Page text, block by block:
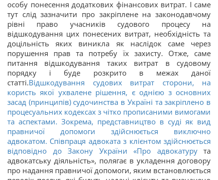
особу понесення додаткових фінансових витрат. І саме
тут слід зазначити про закріплене на законодавчому
рівні право учасників судового процесу на
відшкодування цих понесених витрат, необхідність та
доцільність яких виникла як наслідок саме через
порушення прав та потребу їх захисту. Отже, саме
питання відшкодування таких витрат в судовому
порядку і буде розкрито в межах даної
статті.Відшкодування судових витрат сторони, на
користь якої ухвалене рішення, є однією з основних
засад (принципів) судочинства в Україні та закріплено в
процесуальних кодексах з чітко прописаними вимогами
та аспектами. Зокрема, представництво в суді як вид
правничої допомоги здійснюється виключно
адвокатом. Співпраця адвоката з клієнтом здійснюється
відповідно до Закону України «Про адвокатурута
адвокатську діяльність», полягає в укладення договору
про надання правничої допомоги, яким встановлюється